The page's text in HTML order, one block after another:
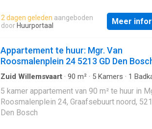
toilet, berging met aansluiting voor
droger, lichte woonkamer. Vanuit de
appartement beschikt over 2 slaapkamers.
Bijzonderheden: Huurprijs: € 1.550,- per
Servicekosten: € 98,- per maand
hersenafwijking. Belangrijke kenmerken op
rij:Complex voor kandidaten met een niet
bewonersOntmoetingsruimte
voorrang:Indien u een zorgplan of leefplan
kunt u voorrang krijgen op deze woning. U
zelf per
2 dagen geleden aangeboden
door Huurportaal Meer
Appartement te huur: Mgr. Van
Roosmalenplein 24 5213 GD Den
Zuid Willemsvaart · 90 m² · 5 Kamers · 1
5 kamer appartement van 90 m² te huur in
Roosmalenplein 24, Graafsebuurt noord,
Den Bosch